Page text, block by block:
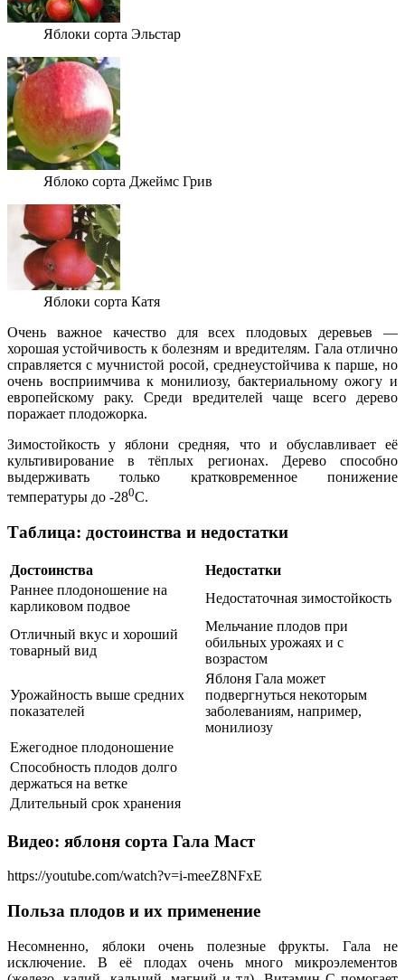
Яблоки сорта Эльстар
Яблоко сорта Джеймс Грив
Яблоки сорта Катя
Очень важное качество для всех плодовых деревьев —
хорошая устойчивость к болезням и вредителям. Гала отлично
справляется с мучнистой росой, среднеустойчива к парше, но
очень восприимчива к монилиозу, бактериальному ожогу и
европейскому раку. Среди вредителей чаще всего дерево
поражает плодожорка.
Зимостойкость у яблони средняя, что и обуславливает её
культивирование в тёплых регионах. Дерево способно
выдерживать только кратковременное понижение
температуры до -280С.
Таблица: достоинства и недостатки
Достоинства
Недостатки
Раннее плодоношение на
карликовом подвое
Недостаточная зимостойкость
Отличный вкус и хороший
товарный вид
Мельчание плодов при
обильных урожаях и с
возрастом
Урожайность выше средних
показателей
Яблоня Гала может
подвергнуться некоторым
заболеваниям, например,
монилиозу
Ежегодное плодоношение
Способность плодов долго
держаться на ветке
Длительный срок хранения
Видео: яблоня сорта Гала Маст
https://youtube.com/watch?v=i-meeZ8NFxE
Польза плодов и их применение
Несомненно, яблоки очень полезные фрукты. Гала не
исключение. В её плодах очень много микроэлементов